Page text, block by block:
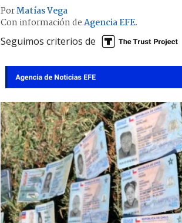
PorMatías Vega
Con información deAgencia EFE.
Seguimos criterios de